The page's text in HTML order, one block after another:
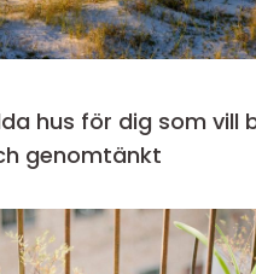
hus för dig som vill
genomtänkt